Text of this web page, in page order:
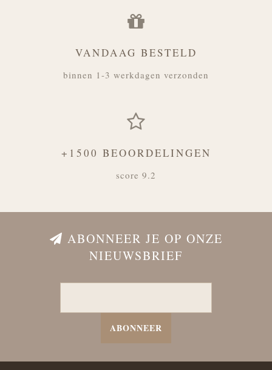
VANDAAG BESTELD
binnen 1-3 werkdagen verzonden
+1500 BEOORDELINGEN
score 9.2
ABONNEER JE OP ONZE
NIEUWSBRIEF
ABONNEER